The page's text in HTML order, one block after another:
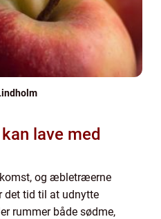
lave med
og æbletræerne
det tid til at udnytte
rummer både sødme,